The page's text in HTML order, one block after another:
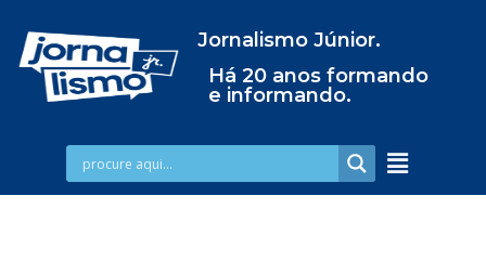
Jornalismo Júnior.
Há 20 anos formando
e informando.